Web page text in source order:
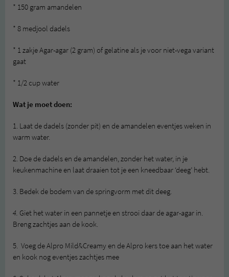
* 150 gram amandelen
* 8 medjool dadels
* 1 zakje Agar-agar (2 gram) of gelatine als je voor niet-vega variant
gaat
* 1/2 cup water
Wat je moet doen:
1. Laat de dadels (zonder pit) en de amandelen eventjes weken in
warm water.
2. Doe de dadels en de amandelen, zonder het water, in je
keukenmachine en laat draaien tot je een kneedbaar ‘deeg’ hebt.
3. Bedek de bodem van de springvorm met dit deeg.
4. Giet het water in een pannetje en strooi daar de agar-agar in.
Breng zachtjes aan de kook.
5. Voeg de Alpro Mild&Creamy en de Alpro kers toe aan het water
en kook nog eventjes zachtjes mee